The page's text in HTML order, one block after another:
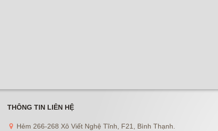
THÔNG TIN LIÊN HỆ
Hẻm 266-268 Xô Viết Nghệ Tĩnh, F21, Bình Thạnh.